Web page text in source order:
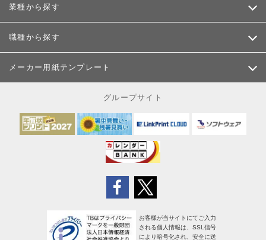
業種から探す
職種から探す
メーカー用紙テンプレート
グループサイト
お客様が当サイトにてご入力
される個人情報は、SSL信号
により暗号化され、安全に送